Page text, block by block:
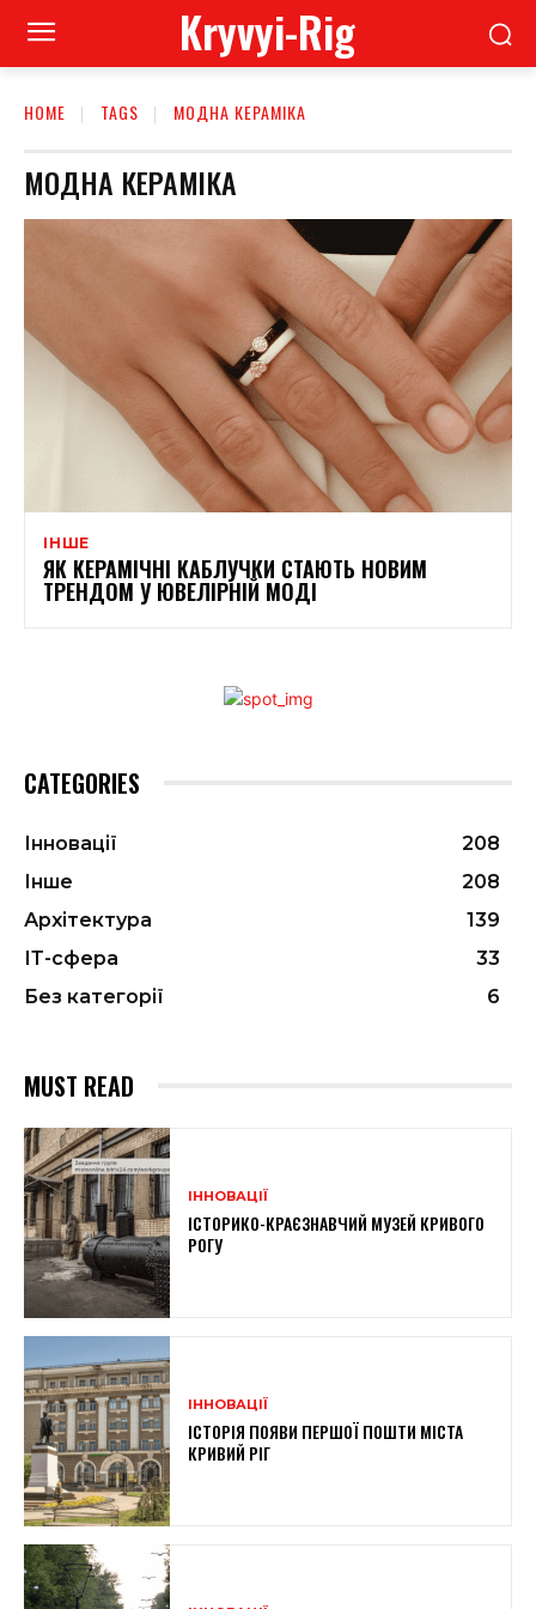
Kryvyi-Rig
HOME TAGS МОДНА КЕРАМІКА
МОДНА КЕРАМІКА
ІНШЕ
ЯК КЕРАМІЧНІ КАБЛУЧКИ СТАЮТЬ НОВИМ
ТРЕНДОМ У ЮВЕЛІРНІЙ МОДІ
CATEGORIES
Інновації
208
Інше
208
Архітектура
139
ІТ-сфера
33
Без категорії
6
MUST READ
ІННОВАЦІЇ
ІСТОРИКО-КРАЄЗНАВЧИЙ МУЗЕЙ КРИВОГО
РОГУ
ІННОВАЦІЇ
ІСТОРІЯ ПОЯВИ ПЕРШОЇ ПОШТИ МІСТА
КРИВИЙ РІГ